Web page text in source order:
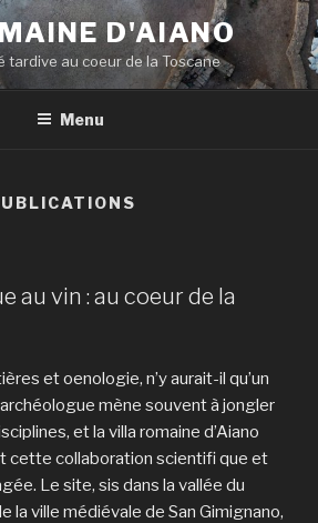
D'AIANO
tardive au coeur de la Toscane
Menu
au vin : au coeur de la
et oenologie, n’y aurait-il qu’un
mène souvent à jongler
et la villa romaine d’Aiano
cette collaboration scientifi que et
Le site, sis dans la vallée du
la ville médiévale de San Gimignano,